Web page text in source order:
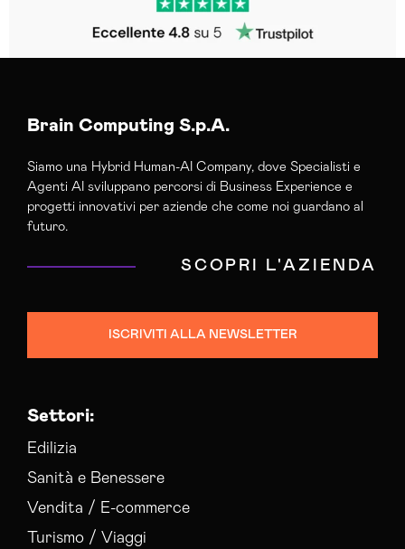
Brain Computing S.p.A.
Siamo una Hybrid Human-AI Company, dove Specialisti e
Agenti AI sviluppano percorsi di Business Experience e
progetti innovativi per aziende che come noi guardano al
futuro.
SCOPRI L'AZIENDA
ISCRIVITI ALLA NEWSLETTER
Settori:
Edilizia
Sanità e Benessere
Vendita / E-commerce
Turismo / Viaggi